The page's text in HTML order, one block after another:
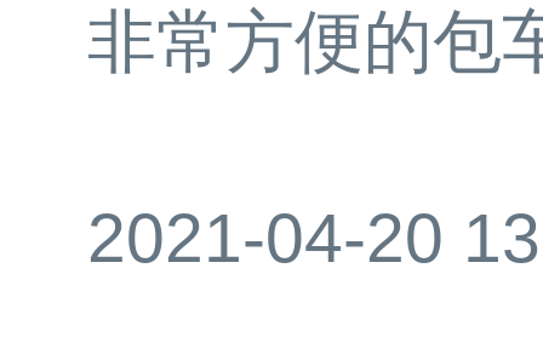
非常方便的包
2021-04-20